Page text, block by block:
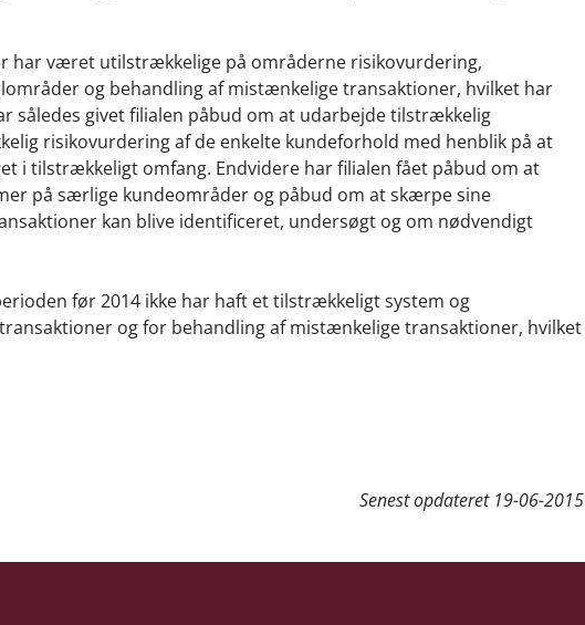
har været utilstrækkelige på områderne risikovurdering,
og behandling af mistænkelige transaktioner, hvilket har
således givet filialen påbud om at udarbejde tilstrækkelig
risikovurdering af de enkelte kundeforhold med henblik på at
i tilstrækkeligt omfang. Endvidere har filialen fået påbud om at
på særlige kundeområder og påbud om at skærpe sine
kan blive identificeret, undersøgt og om nødvendigt
før 2014 ikke har haft et tilstrækkeligt system og
og for behandling af mistænkelige transaktioner, hvilket
Senest opdateret 19-06-2015